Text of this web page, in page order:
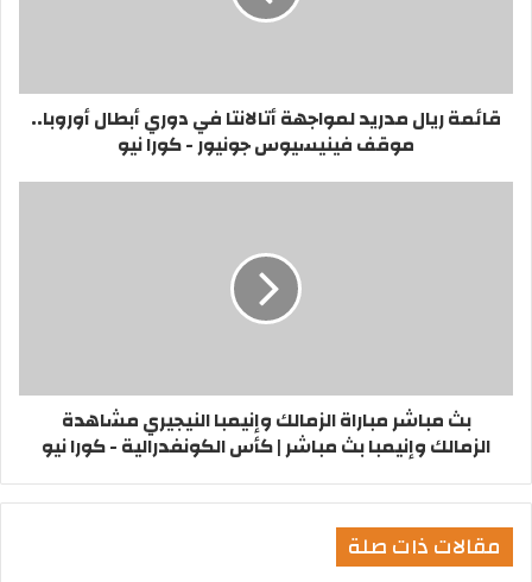
قائمة ريال مدريد لمواجهة أتالانتا في دوري أبطال أوروبا..
موقف فينيسيوس جونيور - كورا نيو
بث مباشر مباراة الزمالك وإنيمبا النيجيري مشاهدة
الزمالك وإنيمبا بث مباشر | كأس الكونفدرالية - كورا نيو
مقالات ذات صلة